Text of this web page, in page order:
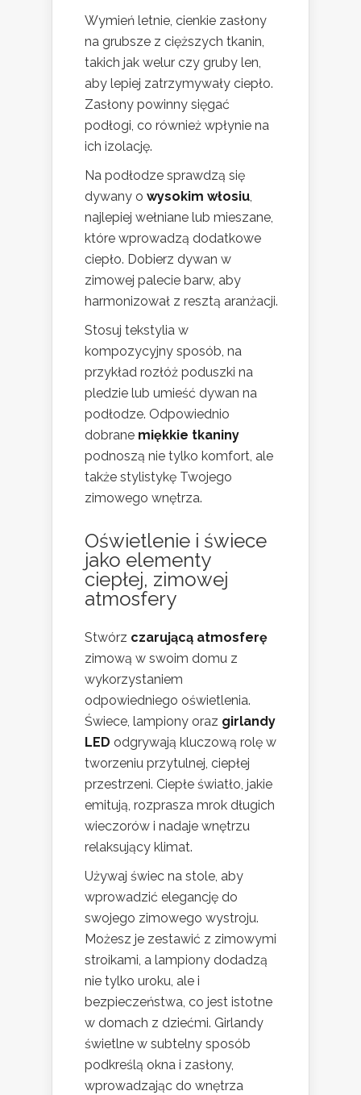
Wymień letnie, cienkie zasłony
na grubsze z cięższych tkanin,
takich jak welur czy gruby len,
aby lepiej zatrzymywały ciepło.
Zasłony powinny sięgać
podłogi, co również wpłynie na
ich izolację.
Na podłodze sprawdzą się
dywany o wysokim włosiu,
najlepiej wełniane lub mieszane,
które wprowadzą dodatkowe
ciepło. Dobierz dywan w
zimowej palecie barw, aby
harmonizował z resztą aranżacji.
Stosuj tekstylia w
kompozycyjny sposób, na
przykład rozłóż poduszki na
pledzie lub umieść dywan na
podłodze. Odpowiednio
dobrane miękkie tkaniny
podnoszą nie tylko komfort, ale
także stylistykę Twojego
zimowego wnętrza.
Oświetlenie i świece
jako elementy
ciepłej, zimowej
atmosfery
Stwórz czarującą atmosferę
zimową w swoim domu z
wykorzystaniem
odpowiedniego oświetlenia.
Świece, lampiony oraz girlandy
LED odgrywają kluczową rolę w
tworzeniu przytulnej, ciepłej
przestrzeni. Ciepłe światło, jakie
emitują, rozprasza mrok długich
wieczorów i nadaje wnętrzu
relaksujący klimat.
Używaj świec na stole, aby
wprowadzić elegancję do
swojego zimowego wystroju.
Możesz je zestawić z zimowymi
stroikami, a lampiony dodadzą
nie tylko uroku, ale i
bezpieczeństwa, co jest istotne
w domach z dziećmi. Girlandy
świetlne w subtelny sposób
podkreślą okna i zasłony,
wprowadzając do wnętrza